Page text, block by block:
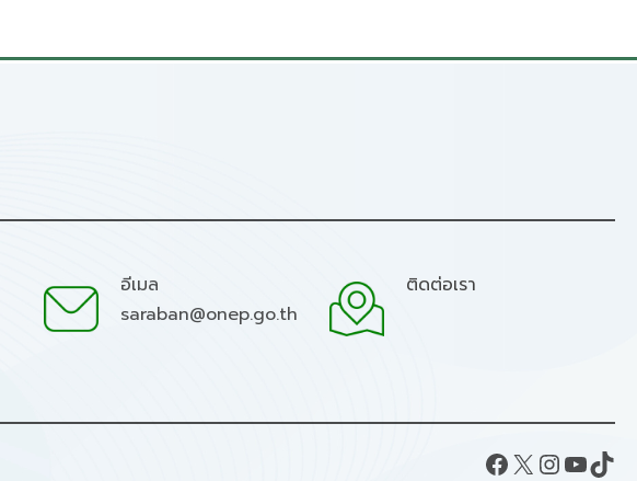
อีเมล
saraban@onep.go.th
ติดต่อเรา
Facebook X InstagramYouTube TikTok